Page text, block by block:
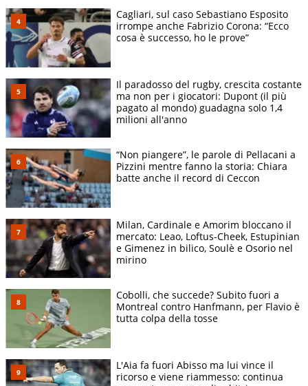
Cagliari, sul caso Sebastiano Esposito
irrompe anche Fabrizio Corona: “Ecco
cosa è successo, ho le prove”
Il paradosso del rugby, crescita costante
ma non per i giocatori: Dupont (il più
pagato al mondo) guadagna solo 1,4
milioni all'anno
“Non piangere”, le parole di Pellacani a
Pizzini mentre fanno la storia: Chiara
batte anche il record di Ceccon
Milan, Cardinale e Amorim bloccano il
mercato: Leao, Loftus-Cheek, Estupinian
e Gimenez in bilico, Soulè e Osorio nel
mirino
Cobolli, che succede? Subito fuori a
Montreal contro Hanfmann, per Flavio è
tutta colpa della tosse
L'Aia fa fuori Abisso ma lui vince il
ricorso e viene riammesso: continua